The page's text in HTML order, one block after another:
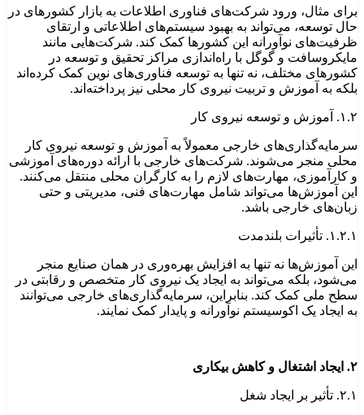
برای مثال، ورود شرکت‌های فناوری اطلاعات به بازار کشورهای در
حال توسعه، می‌تواند به بهبود سیستم‌های اطلاعاتی و ارتقای
ظرفیت‌های نوآورانه این کشورها کمک کند. شرکت‌هایی مانند
مایکروسافت و گوگل با راه‌اندازی مراکز تحقیق و توسعه در
کشورهای مختلف، نه تنها به توسعه فناوری‌های نوین کمک کرده‌اند
بلکه به آموزش و تربیت نیروی کار محلی نیز پرداخته‌اند.
۱.۲. آموزش و توسعه نیروی کار
سرمایه‌گذاری‌های خارجی معمولاً به آموزش و توسعه نیروی کار
محلی منجر می‌شوند. شرکت‌های خارجی با ارائه دوره‌های آموزشی
و کارآموزی، مهارت‌های لازم را به کارگران محلی منتقل می‌کنند.
این آموزش‌ها می‌تواند شامل مهارت‌های فنی، مدیریتی و حتی
زبان‌های خارجی باشد.
۱.۲.۱. تأثیرات بلندمدت
این آموزش‌ها نه تنها به افزایش بهره‌وری در همان صنایع منجر
می‌شود، بلکه می‌تواند به ایجاد یک نیروی کار متخصص و رقابتی در
سطح ملی کمک کند. بنابراین، سرمایه‌گذاری‌های خارجی می‌توانند
به ایجاد یک اکوسیستم نوآورانه و پایدار کمک نمایند.
۲. ایجاد اشتغال و کاهش بیکاری
۲.۱. تأثیر بر ایجاد شغل